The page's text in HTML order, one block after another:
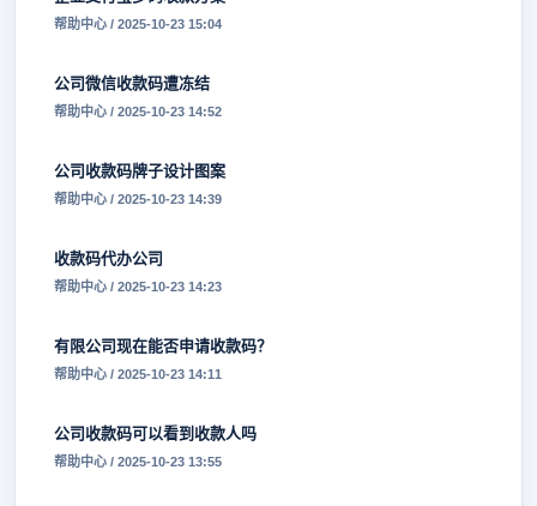
帮助中心 / 2025-10-23 15:04
公司微信收款码遭冻结
帮助中心 / 2025-10-23 14:52
公司收款码牌子设计图案
帮助中心 / 2025-10-23 14:39
收款码代办公司
帮助中心 / 2025-10-23 14:23
有限公司现在能否申请收款码？
帮助中心 / 2025-10-23 14:11
公司收款码可以看到收款人吗
帮助中心 / 2025-10-23 13:55